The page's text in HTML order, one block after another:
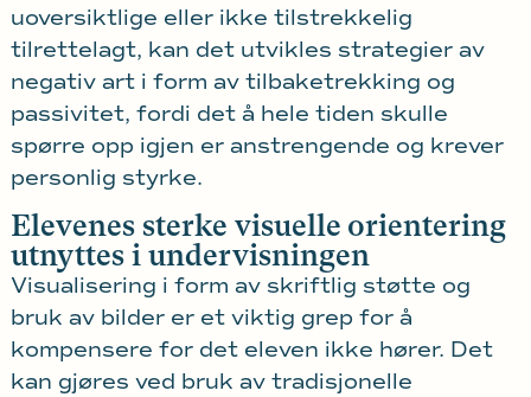
uoversiktlige eller ikke tilstrekkelig
tilrettelagt, kan det utvikles strategier av
negativ art i form av tilbaketrekking og
passivitet, fordi det å hele tiden skulle
spørre opp igjen er anstrengende og krever
personlig styrke.
Elevenes sterke visuelle orientering
utnyttes i undervisningen
Visualisering i form av skriftlig støtte og
bruk av bilder er et viktig grep for å
kompensere for det eleven ikke hører. Det
kan gjøres ved bruk av tradisjonelle